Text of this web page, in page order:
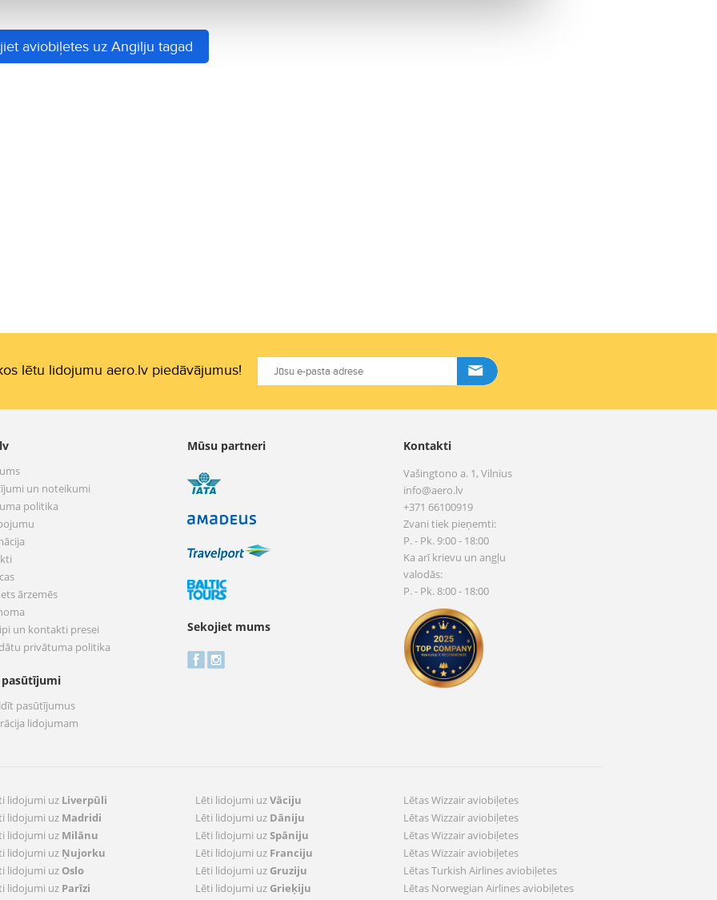
aviobiļetes uz Angilju tagad
lētu lidojumu aero.lv piedāvājumus!
un noteikumi
politika
ārzemēs
un kontakti presei
privātuma politika
pasūtījumi
pasūtījumus
lidojumam
Mūsu partneri
Sekojiet mums
Kontakti
Vašingtono a. 1, Vilnius
info@aero.lv
+371 66100919
Zvani tiek pieņemti:
P. - Pk. 9:00 - 18:00
Ka arī krievu un angļu
valodās:
P. - Pk. 8:00 - 18:00
lidojumi uz Liverpūli
lidojumi uz Madridi
lidojumi uz Milānu
lidojumi uz Ņujorku
lidojumi uz Oslo
lidojumi uz Parīzi
Lēti lidojumi uzVāciju
Lēti lidojumi uz Dāniju
Lēti lidojumi uzSpāniju
Lēti lidojumi uz Franciju
Lēti lidojumi uz Gruziju
Lēti lidojumi uz Grieķiju
Lētas Wizzair aviobiļetes
Lētas Wizzair aviobiļetes
Lētas Wizzair aviobiļetes
Lētas Wizzair aviobiļetes
Lētas Turkish Airlines aviobiļetes
Lētas Norwegian Airlines aviobiļetes